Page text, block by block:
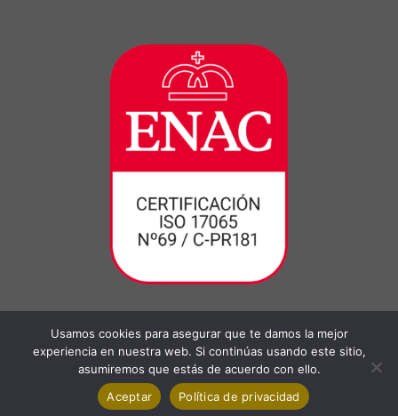
Usamos cookies para asegurar que te damos la mejor
experiencia en nuestra web. Si continúas usando este sitio,
asumiremos que estás de acuerdo con ello.
Aceptar
Política de privacidad